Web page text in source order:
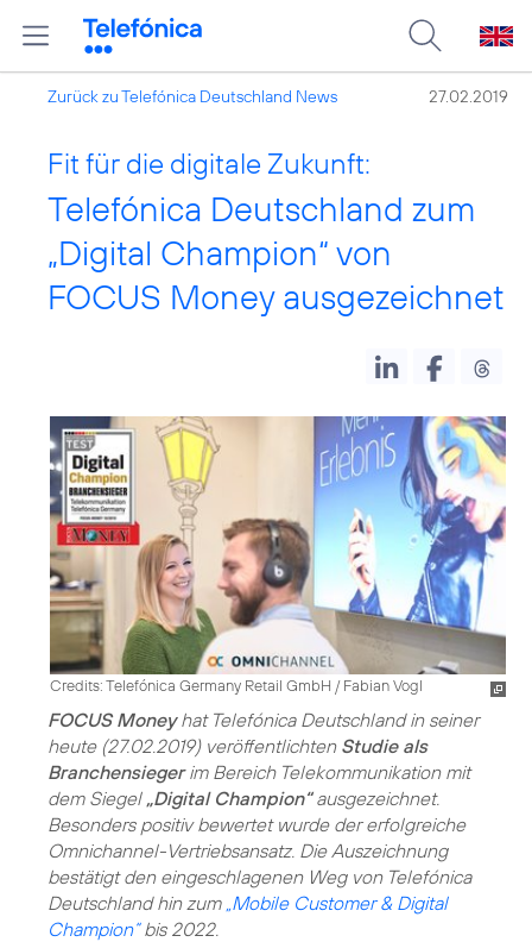
Zurück zu Telefónica Deutschland News 27.02.2019
Fit für die digitale Zukunft:
Telefónica Deutschland zum
„Digital Champion“ von
FOCUS Money ausgezeichnet
Credits: Telefónica Germany Retail GmbH / Fabian Vogl
FOCUS Moneyhat Telefónica Deutschland in seiner
heute (27.02.2019) veröffentlichten Studie als
Branchensiegerim Bereich Telekommunikation mit
dem Siegel „Digital Champion“ausgezeichnet.
Besonders positiv bewertet wurde der erfolgreiche
Omnichannel-Vertriebsansatz. Die Auszeichnung
bestätigt den eingeschlagenen Weg von Telefónica
Deutschland hin zum „Mobile Customer & Digital
Champion“bis 2022.